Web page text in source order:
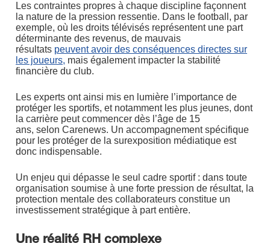
Les contraintes propres à chaque discipline façonnent
la nature de la pression ressentie. Dans le football, par
exemple, où les droits télévisés représentent une part
déterminante des revenus, de mauvais
résultats peuvent avoir des conséquences directes sur
les joueurs, mais également impacter la stabilité
financière du club.
Les experts ont ainsi mis en lumière l’importance de
protéger les sportifs, et notamment les plus jeunes, dont
la carrière peut commencer dès l’âge de 15
ans, selon Carenews. Un accompagnement spécifique
pour les protéger de la surexposition médiatique est
donc indispensable.
Un enjeu qui dépasse le seul cadre sportif : dans toute
organisation soumise à une forte pression de résultat, la
protection mentale des collaborateurs constitue un
investissement stratégique à part entière.
Une réalité RH complexe